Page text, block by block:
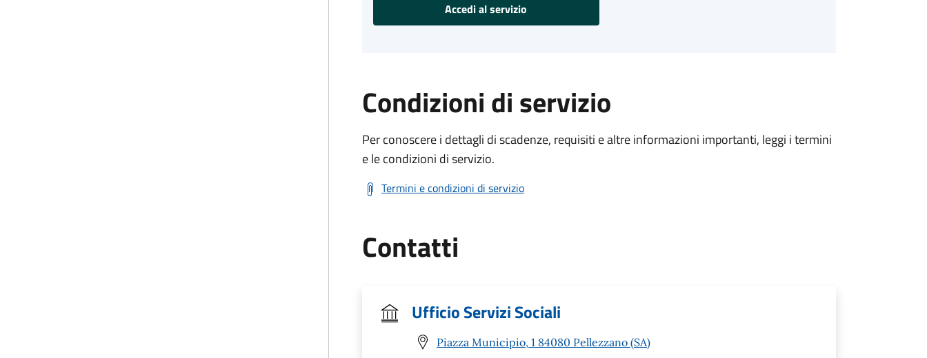
Accedi al servizio
Condizioni di servizio
Per conoscere i dettagli di scadenze, requisiti e altre informazioni importanti, leggi i termini
e le condizioni di servizio.
Termini e condizioni di servizio
Contatti
Ufficio Servizi Sociali
Piazza Municipio, 1 84080 Pellezzano (SA)